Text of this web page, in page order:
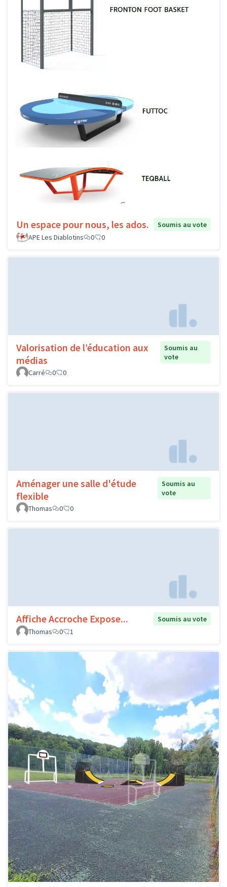
Un espace pour nous, les ados.
Soumis au vote
APE Les Diablotins
0 0
Valorisation de l’éducation aux
médias
Soumis au
vote
Carré
0 0
Aménager une salle d'étude
flexible
Soumis au
vote
Thomas
0 0
Affiche Accroche Expose...
Soumis au vote
Thomas
0 1